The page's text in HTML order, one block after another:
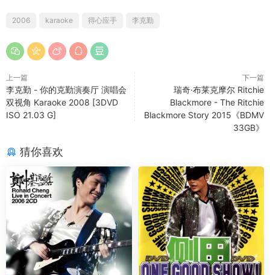
2006 karaoke 得心应手 李克勤
上一篇
李克勤 - 你的克勤演奏厅 演唱会
双视角 Karaoke 2008 [3DVD
ISO 21.03 G]
下一篇
瑞奇·布莱克摩尔 Ritchie
Blackmore - The Ritchie
Blackmore Story 2015《BDMV
33GB》
猜你喜欢